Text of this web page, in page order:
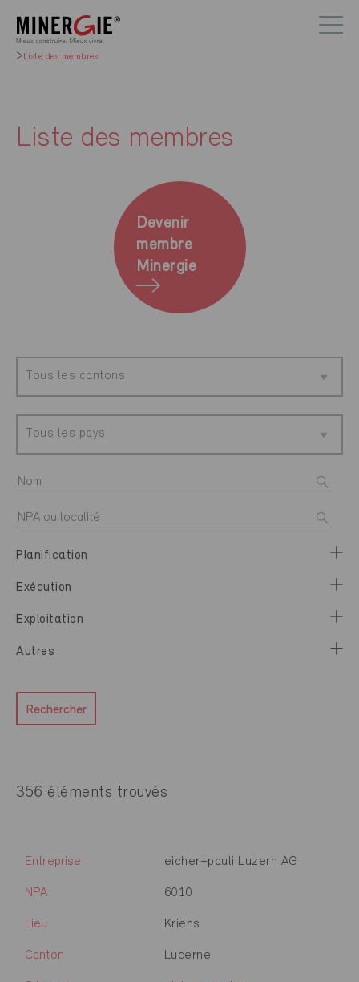
Liste des membres
Liste des membres
Devenir
membre
Minergie
Tous les cantons
Tous les pays
Planification
Exécution
Exploitation
Autres
Rechercher
356 éléments trouvés
Entreprise eicher+pauli Luzern AG
NPA 6010
Lieu Kriens
Canton Lucerne